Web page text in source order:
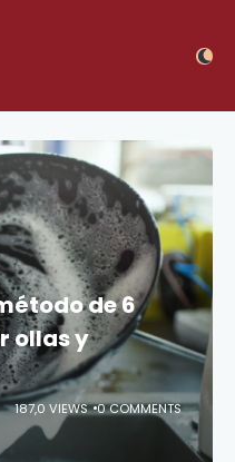
de 6
ollas y
187,0 VIEWS 0 COMMENTS